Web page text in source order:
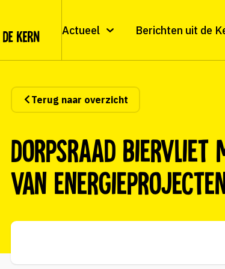
Actueel Berichten uit de
Terug naar overzicht
Dorpsraad Biervliet
van